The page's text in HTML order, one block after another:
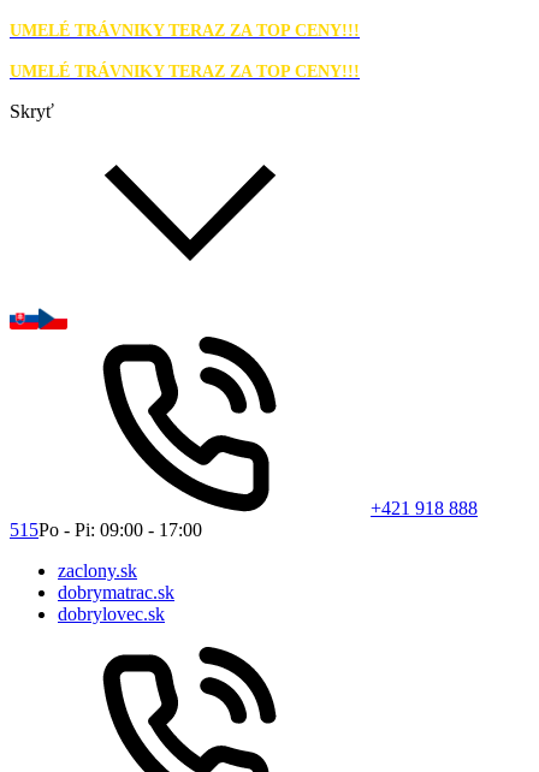
UMELÉ TRÁVNIKY TERAZ ZA TOP CENY!!!
UMELÉ TRÁVNIKY TERAZ ZA TOP CENY!!!
Skryť
+421 918 888
515Po - Pi: 09:00 - 17:00
zaclony.sk
dobrymatrac.sk
dobrylovec.sk